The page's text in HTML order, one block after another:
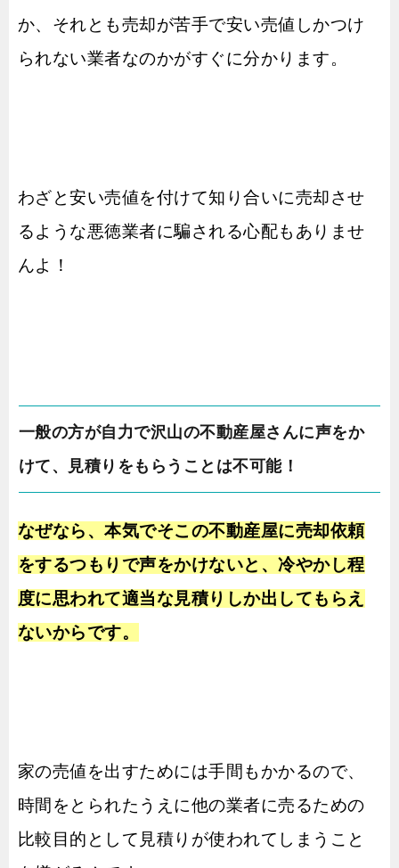
か、それとも売却が苦手で安い売値しかつけ
られない業者なのかがすぐに分かります。
わざと安い売値を付けて知り合いに売却させ
るような悪徳業者に騙される心配もありませ
んよ！
一般の方が自力で沢山の不動産屋さんに声をか
けて、見積りをもらうことは不可能！
なぜなら、本気でそこの不動産屋に売却依頼
をするつもりで声をかけないと、冷やかし程
度に思われて適当な見積りしか出してもらえ
ないからです。
家の売値を出すためには手間もかかるので、
時間をとられたうえに他の業者に売るための
比較目的として見積りが使われてしまうこと